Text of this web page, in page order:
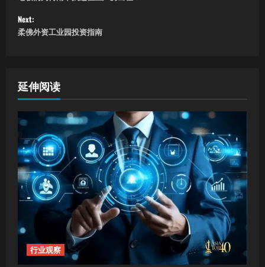
o
s
n
a
v
i
g
a
t
Next:
柔佛外资工业园投资指南
延伸阅读
行业观察